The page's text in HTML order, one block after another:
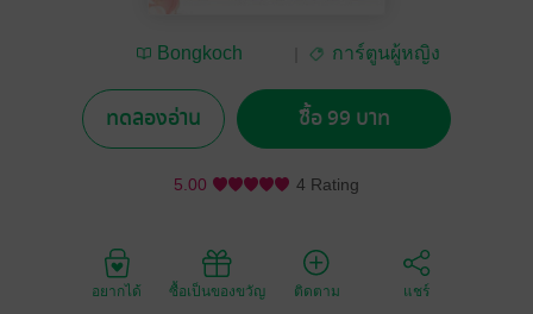
Bongkoch
การ์ตูนผู้หญิง
ทดลองอ่าน ซื้อ 99 บาท
5.00 4 Rating
อยากได้ ซื้อเป็นของขวัญ ติดตาม แชร์